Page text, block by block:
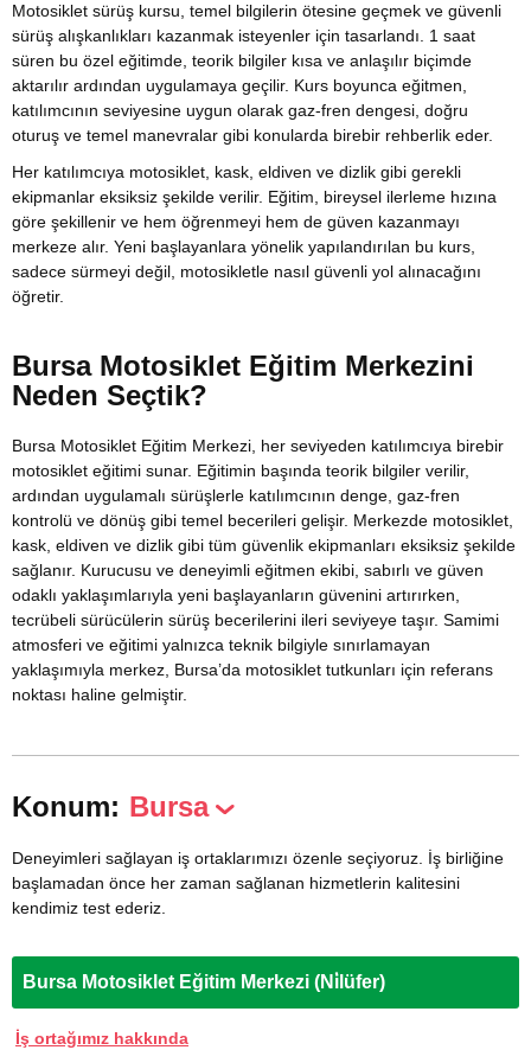
Motosiklet sürüş kursu, temel bilgilerin ötesine geçmek ve güvenli
sürüş alışkanlıkları kazanmak isteyenler için tasarlandı. 1 saat
süren bu özel eğitimde, teorik bilgiler kısa ve anlaşılır biçimde
aktarılır ardından uygulamaya geçilir. Kurs boyunca eğitmen,
katılımcının seviyesine uygun olarak gaz-fren dengesi, doğru
oturuş ve temel manevralar gibi konularda birebir rehberlik eder.
Her katılımcıya motosiklet, kask, eldiven ve dizlik gibi gerekli
ekipmanlar eksiksiz şekilde verilir. Eğitim, bireysel ilerleme hızına
göre şekillenir ve hem öğrenmeyi hem de güven kazanmayı
merkeze alır. Yeni başlayanlara yönelik yapılandırılan bu kurs,
sadece sürmeyi değil, motosikletle nasıl güvenli yol alınacağını
öğretir.
Bursa Motosiklet Eğitim Merkezini
Neden Seçtik?
Bursa Motosiklet Eğitim Merkezi, her seviyeden katılımcıya birebir
motosiklet eğitimi sunar. Eğitimin başında teorik bilgiler verilir,
ardından uygulamalı sürüşlerle katılımcının denge, gaz-fren
kontrolü ve dönüş gibi temel becerileri gelişir. Merkezde motosiklet,
kask, eldiven ve dizlik gibi tüm güvenlik ekipmanları eksiksiz şekilde
sağlanır. Kurucusu ve deneyimli eğitmen ekibi, sabırlı ve güven
odaklı yaklaşımlarıyla yeni başlayanların güvenini artırırken,
tecrübeli sürücülerin sürüş becerilerini ileri seviyeye taşır. Samimi
atmosferi ve eğitimi yalnızca teknik bilgiyle sınırlamayan
yaklaşımıyla merkez, Bursa’da motosiklet tutkunları için referans
noktası haline gelmiştir.
Konum: Bursa
Deneyimleri sağlayan iş ortaklarımızı özenle seçiyoruz. İş birliğine
başlamadan önce her zaman sağlanan hizmetlerin kalitesini
kendimiz test ederiz.
Bursa Motosiklet Eğitim Merkezi (Ni̇lüfer)
İş ortağımız hakkında